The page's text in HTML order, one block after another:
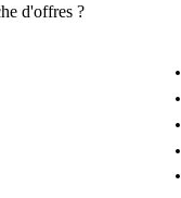
d'offres ?